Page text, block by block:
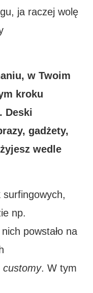
ja raczej wolę
w Twoim
kroku
Deski
gadżety,
wedle
np.
powstało na
customy. W tym